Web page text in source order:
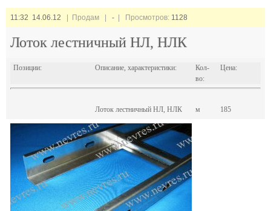
11:32 14.06.12 | Продам | - | Просмотров: 1128
Лоток лестничный НЛ, НЛК
Позиции: Описание, характеристики:
Кол-
во:
Цена:
Лоток лестничный НЛ, НЛК м 185